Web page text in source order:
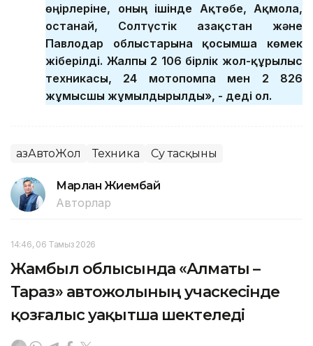
өңірлеріне, оның ішінде Ақтөбе, Ақмола,
Қостанай, Солтүстік Қазақстан және
Павлодар облыстарына қосымша көмек
жіберілді. Жалпы 2 106 бірлік жол-құрылыс
техникасы, 24 мотопомпа мен 2 826
жұмысшы жұмылдырылды», - деді ол.
ҚазАвтоЖол Техника Су тасқыны
Марлан Жиембай
Авторлар
14:46, 06 Тамыз 2026
Жамбыл облысында «Алматы –
Тараз» автожолының учаскесінде
қозғалыс уақытша шектеледі